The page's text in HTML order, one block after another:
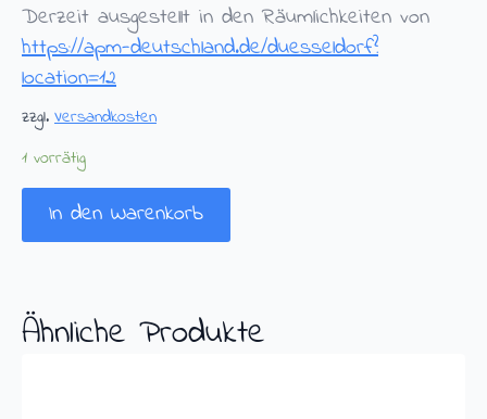
Derzeit ausgestellt in den Räumlichkeiten von
https://apm-deutschland.de/duesseldorf?
location=12
zzgl. Versandkosten
1 vorrätig
In den Warenkorb
Ähnliche Produkte